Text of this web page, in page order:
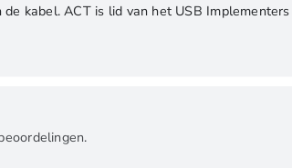
kabel. ACT is lid van het USB Implementers